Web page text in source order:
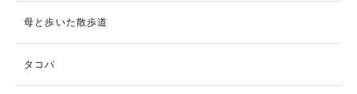
母と歩いた散歩道
タコパ